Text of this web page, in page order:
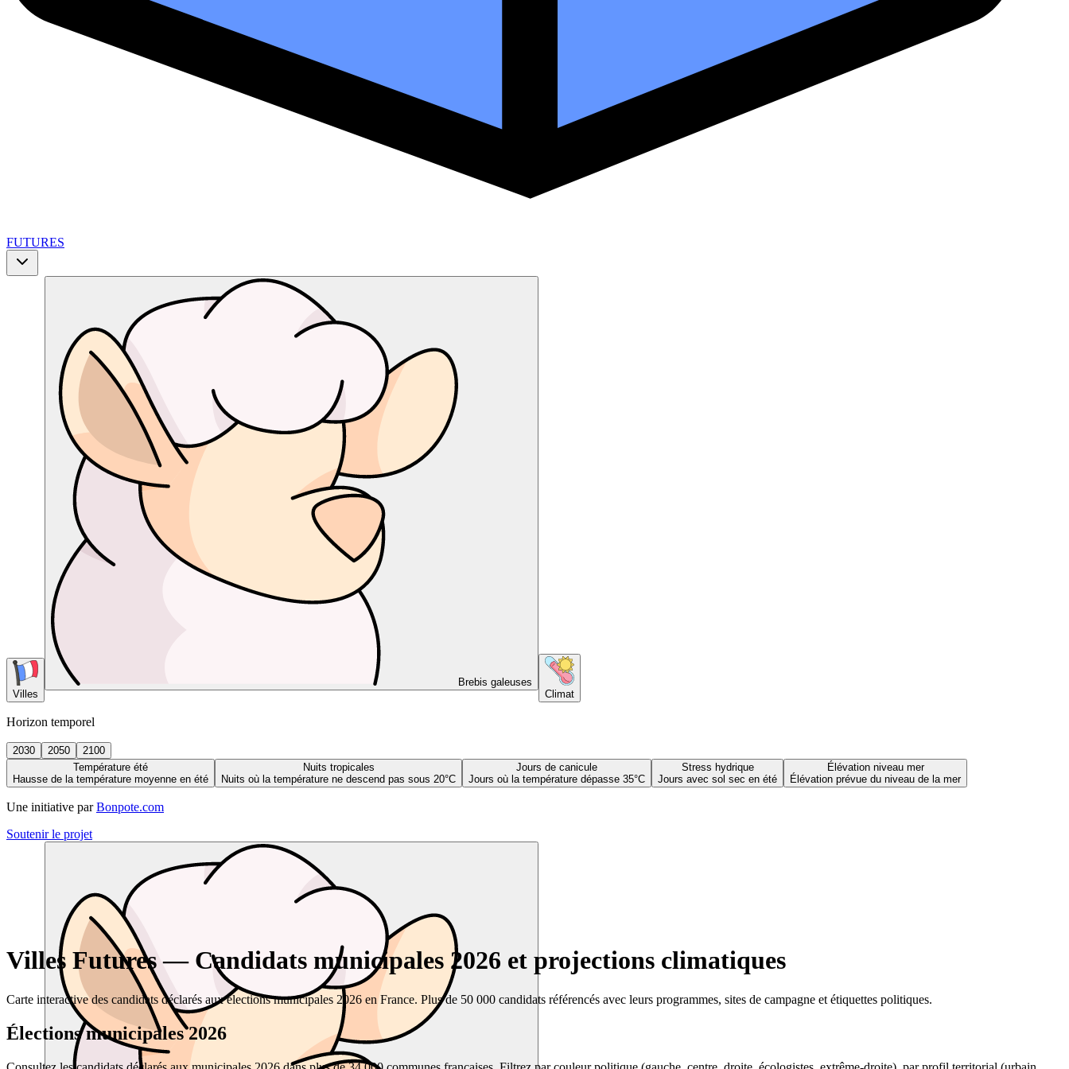
FUTURES
Villes
Brebis galeuses
Climat
Horizon temporel
2030 2050
2100
Température été
Hausse de la température moyenne en été
Nuits tropicales
Nuits où la température ne descend pas sous 20°C
Jours de canicule
Jours où la température dépasse 35°C
Stress hydrique
Jours avec sol sec en été
Élévation niveau mer
Élévation prévue du niveau de la mer
Une initiative par Bonpote.com
Soutenir le projet
Villes Futures — Candidats municipales 2026 et projections climatiques
Carte interactive des candidats déclarés aux élections municipales 2026 en France. Plus de 50 000 candidats référencés avec leurs programmes, sites de campagne et étiquettes politiques.
Élections municipales 2026